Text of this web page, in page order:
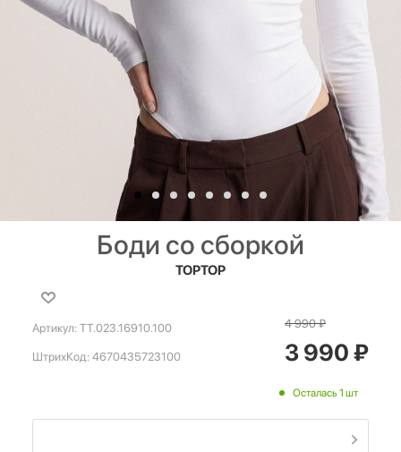
Боди со сборкой
TOPTOP
Артикул: TT.023.16910.100
ШтрихКод: 4670435723100
4 990₽
3 990₽
Осталась 1 шт